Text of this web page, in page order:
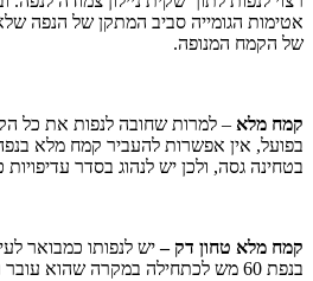
אטימות הגומייה סביב המתקן של הנפה
של הקמח המנופה.
קמח מלא – למרות שחובה לנפות את כל
בפועל, אין אפשרות להעביר קמח מלא
בטחינה גסה, ולכן יש לנהוג בסדר עדיפויות
קמח מלא טחון דק –יש לנפותו כמבואר
בנפת 60 מש לכתחילה במקרה שהוא עובר רק בנפה זו.